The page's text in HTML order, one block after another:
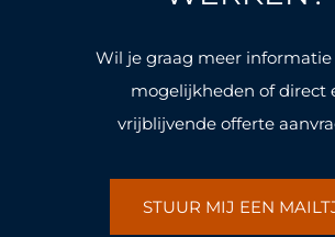
m
Wil je graag meer informatie
mogelijkheden of direct
vrijblijvende offerte
STUUR MIJ EEN